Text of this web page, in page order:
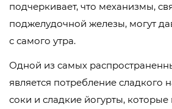
подчеркивает, что механизмы,
поджелудочной железы, могут
с самого утра.
Одной из самых
является потребление сладкого
соки и сладкие йогурты,